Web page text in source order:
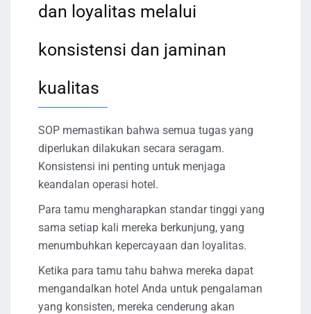
dan loyalitas melalui
konsistensi dan jaminan
kualitas
SOP memastikan bahwa semua tugas yang
diperlukan dilakukan secara seragam.
Konsistensi ini penting untuk menjaga
keandalan operasi hotel.
Para tamu mengharapkan standar tinggi yang
sama setiap kali mereka berkunjung, yang
menumbuhkan kepercayaan dan loyalitas.
Ketika para tamu tahu bahwa mereka dapat
mengandalkan hotel Anda untuk pengalaman
yang konsisten, mereka cenderung akan